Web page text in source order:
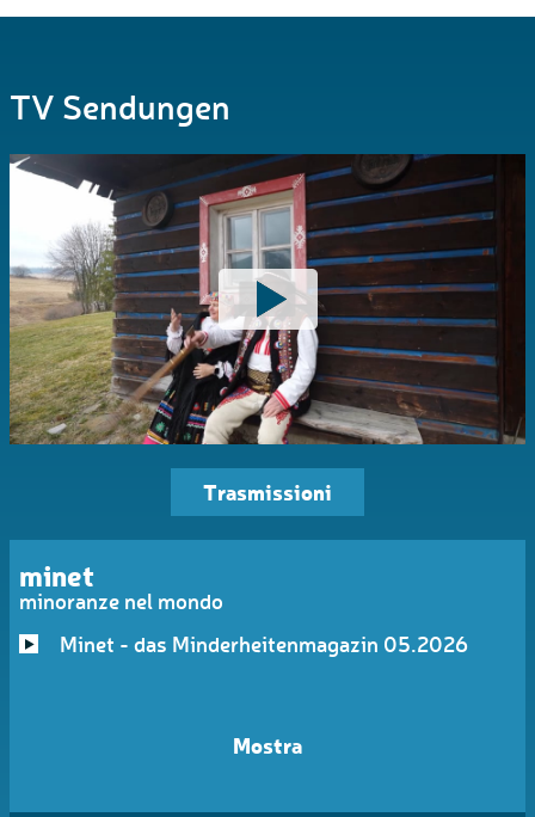
TV Sendungen
Trasmissioni
minet
minoranze nel mondo
Minet - das Minderheitenmagazin 05.2026
Mostra